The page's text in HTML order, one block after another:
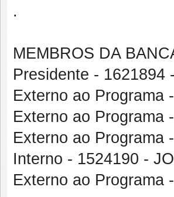
.
MEMBROS DA
Presidente - 1621894
Externo ao Programa
Externo ao Programa
Externo ao Programa
Interno - 1524190 -
Externo ao Programa